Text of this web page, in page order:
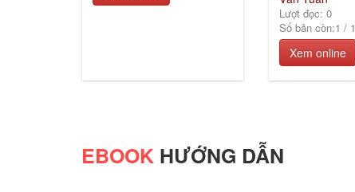
Lượt đọc: 0
Số bản còn:1 /1
Xem online
EBOOK HƯỚNG DẪN